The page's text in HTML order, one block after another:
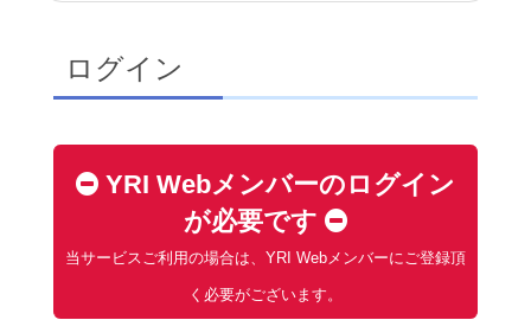
ログイン
YRI Webメンバーのログイン
が必要です
当サービスご利用の場合は、YRI Webメンバーにご登録頂
く必要がございます。